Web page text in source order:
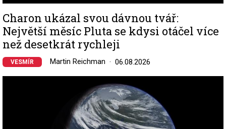
Charon ukázal svou dávnou tvář:
Největší měsíc Pluta se kdysi otáčel více
než desetkrát rychleji
VESMÍR Martin Reichman 06.08.2026